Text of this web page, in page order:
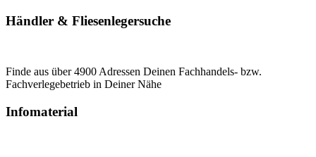
Händler & Fliesenlegersuche
Finde aus über 4900 Adressen Deinen Fachhandels- bzw.
Fachverlegebetrieb in Deiner Nähe
Infomaterial